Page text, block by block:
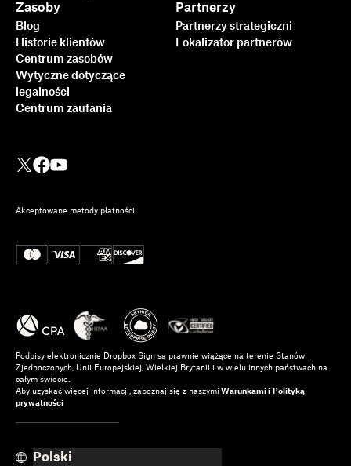
Zasoby
Blog
Historie klientów
Centrum zasobów
Wytyczne dotyczące
legalności
Centrum zaufania
Partnerzy
Partnerzy strategiczni
Lokalizator partnerów
Akceptowane metody płatności
Podpisy elektronicznie Dropbox Sign są prawnie wiążące na terenie Stanów
Zjednoczonych, Unii Europejskiej, Wielkiej Brytanii i w wielu innych państwach na
całym świecie.
Aby uzyskać więcej informacji, zapoznaj się z naszymi Warunkami i Polityką
prywatności